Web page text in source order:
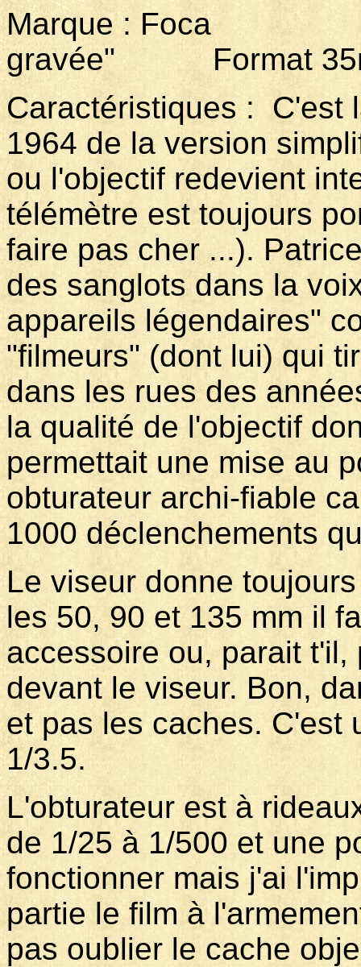
Marque : Foca
gravée" Format
Caractéristiques : C'est
1964 de la version
ou l'objectif redevient
télémètre est toujours
faire pas cher ...).
des sanglots dans la
appareils légendaires"
"filmeurs" (dont lui) qui
dans les rues des
la qualité de l'objectif
permettait une mise au
obturateur archi-fiable
1000 déclenchements
Le viseur donne
les 50, 90 et 135 mm il
accessoire ou, parait
devant le viseur. Bon,
et pas les caches. C'est
1/3.5.
L'obturateur est à
de 1/25 à 1/500 et une
fonctionner mais j'ai
partie le film à
pas oublier le cache